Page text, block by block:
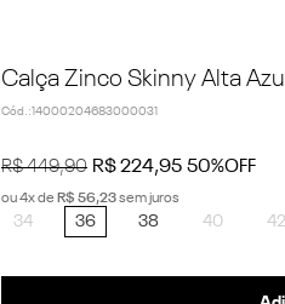
Calça Zinco Skinny Alta
Cód. :14000204683000031
R$ 449,90 R$224,95 50%OFF
ou4x de R$ 56,23sem juros
34 36 38 40 42